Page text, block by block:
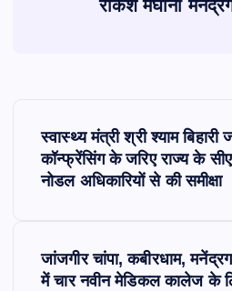
राकेश मेघानी
स्वास्थ्य मंत्री श्री श्याम बिहारी
कॉन्फ्रेंसिंग के जरिए राज्य के
नोडल अधिकारियों से की समीक्षा
जांजगीर चांपा, कबीरधाम,
में चार नवीन मेडिकल कालेज के